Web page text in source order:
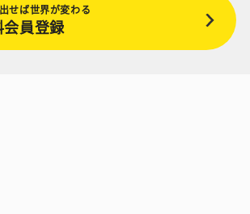
せば世界が変わる
会員登録